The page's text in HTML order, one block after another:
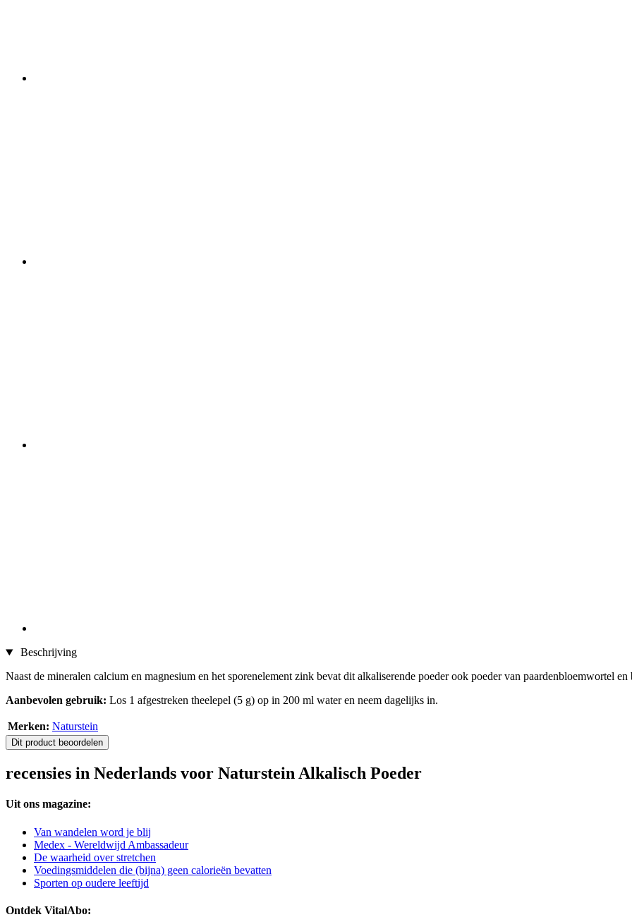
Beschrijving
Naast de mineralen calcium en magnesium en het sporenelement zink bevat dit alkaliserende poeder ook poeder van paardenbloemwortel en
Aanbevolen gebruik: Los 1 afgestreken theelepel (5 g) op in 200 ml water en neem dagelijks in.
Merken: Naturstein
Dit product beoordelen
recensies in Nederlands voor Naturstein Alkalisch Poeder
Uit ons magazine:
Van wandelen word je blij
Medex - Wereldwijd Ambassadeur
De waarheid over stretchen
Voedingsmiddelen die (bijna) geen calorieën bevatten
Sporten op oudere leeftijd
Ontdek VitalAbo: